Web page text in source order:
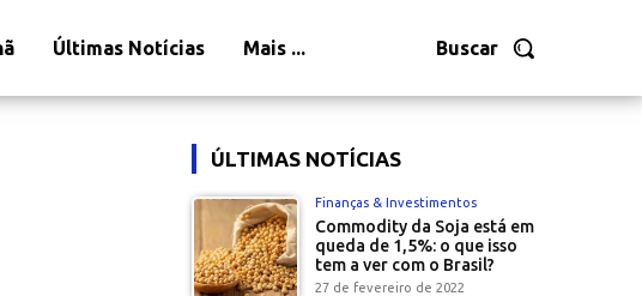
Buscar
Últimas Notícias Mais ...
ÚLTIMAS NOTÍCIAS
Finanças & Investimentos
Commodity da Soja está em
queda de 1,5%: o que isso
tem a ver com o Brasil?
27 de fevereiro de 2022